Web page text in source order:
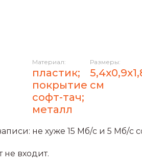
Материал:
пластик;
покрытие
софт-тач;
металл
Размеры:
см
не хуже 15 Мб/c и 5 Мб/с
не входит.